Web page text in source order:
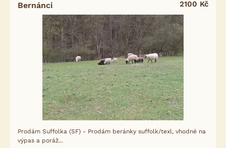
Bernánci 2100 Kč
Prodám Suffolka (SF) - Prodám beránky suffolk/texl, vhodné na
výpas a poráž...